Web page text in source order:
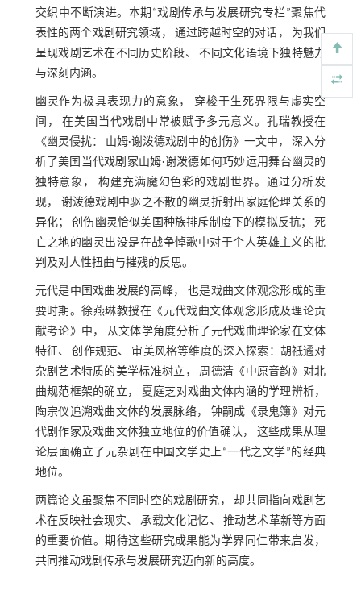
交织中不断演进。本期“戏剧传承与发展研究专栏”聚焦代
表性的两个戏剧研究领域， 通过跨越时空的对话， 为我们
呈现戏剧艺术在不同历史阶段、 不同文化语境下独特魅力
与深刻内涵。
幽灵作为极具表现力的意象， 穿梭于生死界限与虚实空
间， 在美国当代戏剧中常被赋予多元意义。孔瑞教授在
《幽灵侵扰： 山姆·谢泼德戏剧中的创伤》一文中， 深入分
析了美国当代戏剧家山姆·谢泼德如何巧妙运用舞台幽灵的
独特意象， 构建充满魔幻色彩的戏剧世界。通过分析发
现， 谢泼德戏剧中驱之不散的幽灵折射出家庭伦理关系的
异化； 创伤幽灵恰似美国种族排斥制度下的模拟反抗； 死
亡之地的幽灵出没是在战争悼歌中对于个人英雄主义的批
判及对人性扭曲与摧残的反思。
元代是中国戏曲发展的高峰， 也是戏曲文体观念形成的重
要时期。徐燕琳教授在《元代戏曲文体观念形成及理论贡
献考论》中， 从文体学角度分析了元代戏曲理论家在文体
特征、 创作规范、 审美风格等维度的深入探索：胡祗遹对
杂剧艺术特质的美学标准树立， 周德清《中原音韵》对北
曲规范框架的确立， 夏庭芝对戏曲文体内涵的学理辨析，
陶宗仪追溯戏曲文体的发展脉络， 钟嗣成《录鬼簿》对元
代剧作家及戏曲文体独立地位的价值确认， 这些成果从理
论层面确立了元杂剧在中国文学史上“一代之文学”的经典
地位。
两篇论文虽聚焦不同时空的戏剧研究， 却共同指向戏剧艺
术在反映社会现实、 承载文化记忆、 推动艺术革新等方面
的重要价值。期待这些研究成果能为学界同仁带来启发，
共同推动戏剧传承与发展研究迈向新的高度。